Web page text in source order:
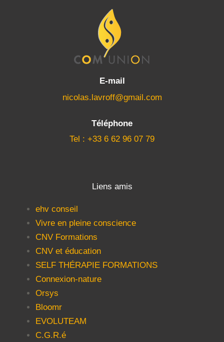
E-mail
nicolas.lavroff@gmail.com
Téléphone
Tel : +33 6 62 96 07 79
Liens amis
ehv conseil
Vivre en pleine conscience
CNV Formations
CNV et éducation
SELF THÉRAPIE FORMATIONS
Connexion-nature
Orsys
Bloomr
EVOLUTEAM
C.G.R.é